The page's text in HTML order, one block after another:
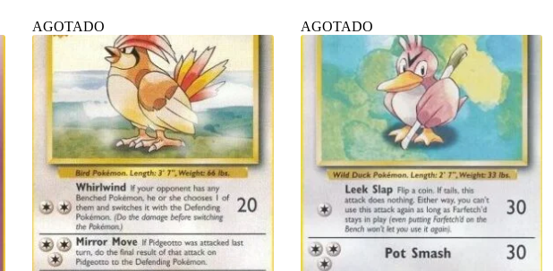
AGOTADO AGOTADO